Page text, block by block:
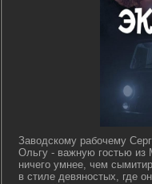
Заводскому рабочему
Ольгу - важную гостью из
ничего умнее, чем
в стиле девяностых, где